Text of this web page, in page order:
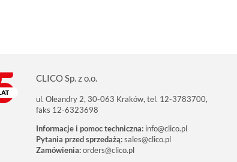
CLICO Sp. z o.o.
ul. Oleandry 2, 30-063 Kraków, tel. 12-3783700,
faks 12-6323698
Informacje i pomoc techniczna: info@clico.pl
Pytania przed sprzedażą:sales@clico.pl
Zamówienia:orders@clico.pl